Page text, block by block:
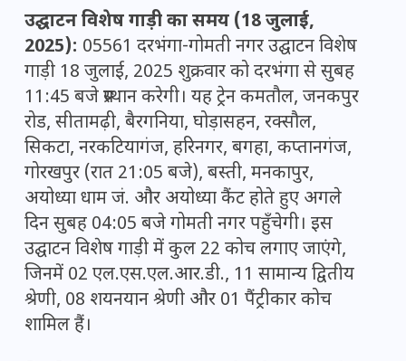
उद्घाटन विशेष गाड़ी का समय (18 जुलाई,
2025): 05561 दरभंगा-गोमती नगर उद्घाटन विशेष
गाड़ी 18 जुलाई, 2025 शुक्रवार को दरभंगा से सुबह
11:45 बजे प्रस्थान करेगी। यह ट्रेन कमतौल, जनकपुर
रोड, सीतामढ़ी, बैरगनिया, घोड़ासहन, रक्सौल,
सिकटा, नरकटियागंज, हरिनगर, बगहा, कप्तानगंज,
गोरखपुर (रात 21:05 बजे), बस्ती, मनकापुर,
अयोध्या धाम जं. और अयोध्या कैंट होते हुए अगले
दिन सुबह 04:05 बजे गोमती नगर पहुँचेगी। इस
उद्घाटन विशेष गाड़ी में कुल 22 कोच लगाए जाएंगे,
जिनमें 02 एल.एस.एल.आर.डी., 11 सामान्य द्वितीय
श्रेणी, 08 शयनयान श्रेणी और 01 पैंट्रीकार कोच
शामिल हैं।